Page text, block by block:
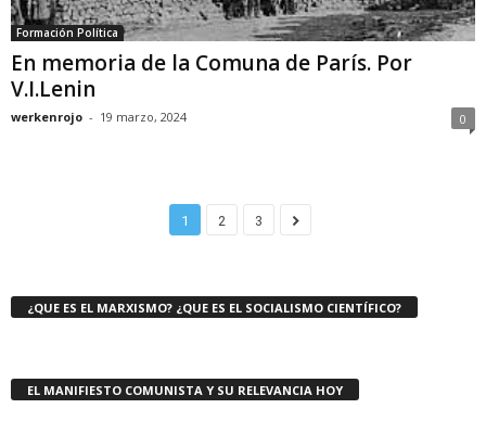
Formación Política
En memoria de la Comuna de París. Por
V.I.Lenin
werkenrojo - 19 marzo, 2024 0
1 2 3
¿QUE ES EL MARXISMO? ¿QUE ES EL SOCIALISMO CIENTÍFICO?
EL MANIFIESTO COMUNISTA Y SU RELEVANCIA HOY